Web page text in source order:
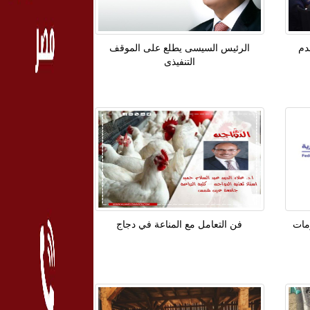
الرئيس السيسى يطلع على الموقف
التنفيذى
فن التعامل مع المناعة في دجاج